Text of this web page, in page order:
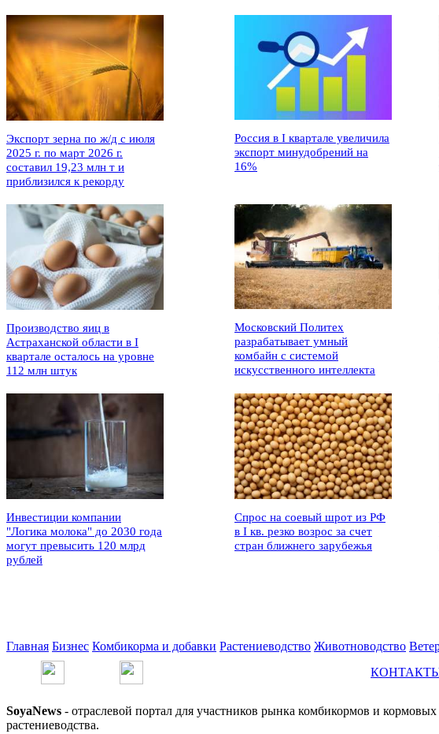
Экспорт зерна по ж/д с июля
2025 г. по март 2026 г.
составил 19,23 млн т и
приблизился к рекорду
Россия в I квартале увеличила
экспорт минудобрений на
16%
Производство яиц в
Астраханской области в I
квартале осталось на уровне
112 млн штук
Московский Политех
разрабатывает умный
комбайн с системой
искусственного интеллекта
Инвестиции компании
"Логика молока" до 2030 года
могут превысить 120 млрд
рублей
Спрос на соевый шрот из РФ
в I кв. резко возрос за счет
стран ближнего зарубежья
Главная Бизнес Комбикорма и добавки Растениеводство Животноводство
SoyaNews - отраслевой портал для участников рынка комбикормов и
растениеводства.